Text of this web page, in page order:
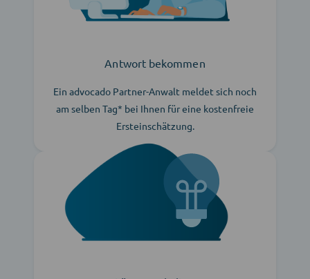
Antwort bekommen
Ein advocado Partner-Anwalt meldet sich noch
am selben Tag* bei Ihnen für eine kostenfreie
Ersteinschätzung.